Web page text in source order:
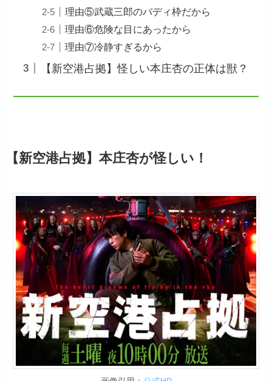
理由⑤武蔵三郎のバディ枠だから
理由⑥危険な目にあったから
理由⑦冷静すぎるから
【新空港占拠】怪しい本庄杏の正体は獣？
【新空港占拠】本庄杏が怪しい！